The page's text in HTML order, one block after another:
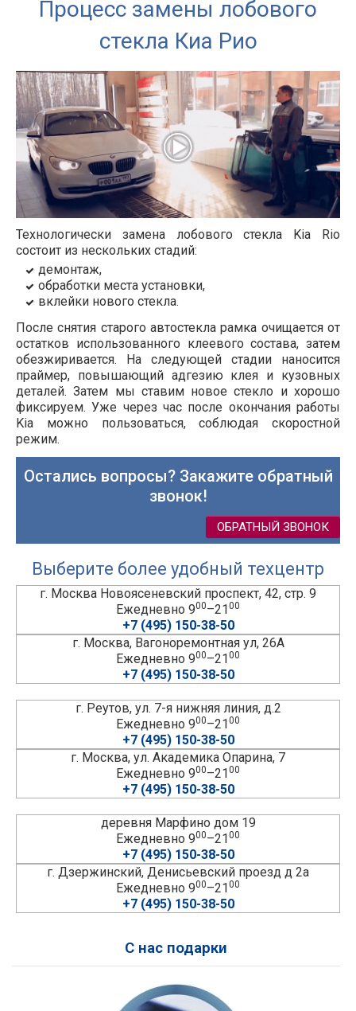
Процесс замены лобового
стекла Киа Рио
Технологически замена лобового стекла Kia Rio
состоит из нескольких стадий:
демонтаж,
обработки места установки,
вклейки нового стекла.
После снятия старого автостекла рамка очищается от
остатков использованного клеевого состава, затем
обезжиривается. На следующей стадии наносится
праймер, повышающий адгезию клея и кузовных
деталей. Затем мы ставим новое стекло и хорошо
фиксируем. Уже через час после окончания работы
Kia можно пользоваться, соблюдая скоростной
режим.
Остались вопросы? Закажите обратный
звонок!
ОБРАТНЫЙ ЗВОНОК
Выберите более удобный техцентр
г. Москва Новоясеневский проспект, 42, стр. 9
Ежедневно 900–2100
+7 (495) 150-38-50
г. Москва, Вагоноремонтная ул, 26А
Ежедневно 900–2100
+7 (495) 150-38-50
г. Реутов, ул. 7-я нижняя линия, д.2
Ежедневно 900–2100
+7 (495) 150-38-50
г. Москва, ул. Академика Опарина, 7
Ежедневно 900–2100
+7 (495) 150-38-50
деревня Марфино дом 19
Ежедневно 900–2100
+7 (495) 150-38-50
г. Дзержинский, Денисьевский проезд д 2а
Ежедневно 900–2100
+7 (495) 150-38-50
С нас подарки